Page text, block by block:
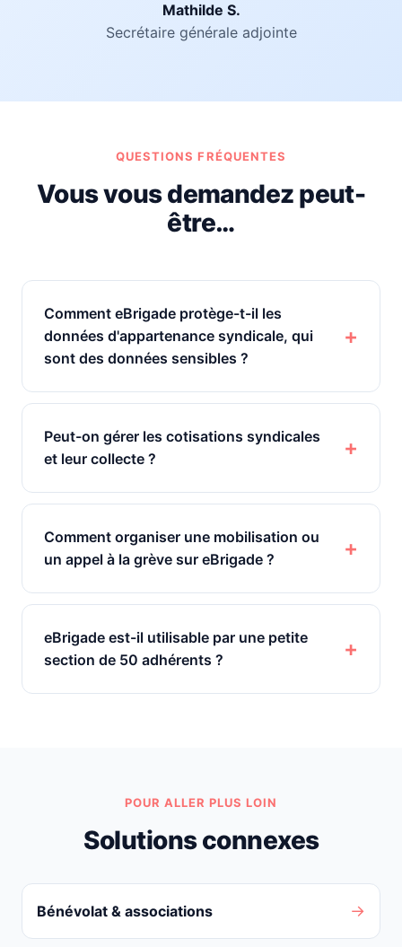
Mathilde S.
Secrétaire générale adjointe
QUESTIONS FRÉQUENTES
Vous vous demandez peut-
être…
Comment eBrigade protège-t-il les
données d'appartenance syndicale, qui
sont des données sensibles ?
Peut-on gérer les cotisations syndicales
et leur collecte ?
Comment organiser une mobilisation ou
un appel à la grève sur eBrigade ?
eBrigade est-il utilisable par une petite
section de 50 adhérents ?
POUR ALLER PLUS LOIN
Solutions connexes
Bénévolat & associations →